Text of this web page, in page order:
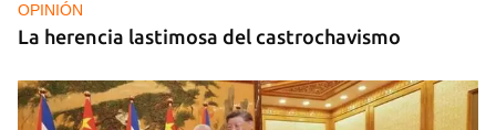
OPINIÓN
La herencia lastimosa del castrochavismo